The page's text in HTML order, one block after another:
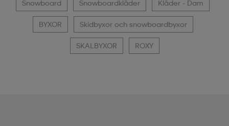
Snowboard Snowboardkläder Kläder - Dam
BYXOR Skidbyxor och snowboardbyxor
SKALBYXOR ROXY